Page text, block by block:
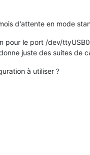
d'attente en mode
pour le port /dev/
juste des suites de
à utiliser ?